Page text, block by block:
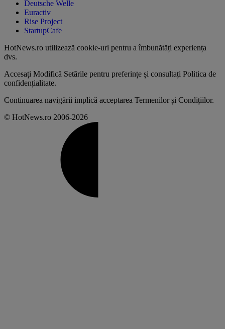
Deutsche Welle
Euractiv
Rise Project
StartupCafe
HotNews.ro utilizează cookie-uri pentru a îmbunătăți experiența
dvs.
Accesați Modifică Setările pentru preferințe și consultați Politica de
confidențialitate.
Continuarea navigării implică acceptarea Termenilor și Condițiilor.
© HotNews.ro 2006-2026